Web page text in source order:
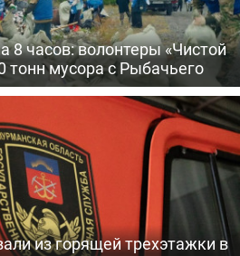
8 часов: волонтеры «Чистой
тонн мусора с Рыбачьего
из горящей трехэтажки в